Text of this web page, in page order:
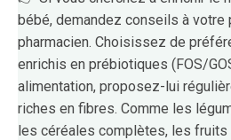
bébé, demandez conseils à votre
pharmacien. Choisissez de
enrichis en prébiotiques (FOS/
alimentation, proposez-lui
riches en fibres. Comme les
les céréales complètes, les fruits